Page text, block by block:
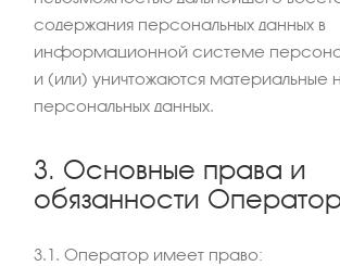
содержания персональных данных в
информационной системе
и (или) уничтожаются материальные
персональных данных.
3. Основные права и
обязанности
3.1. Оператор имеет право: